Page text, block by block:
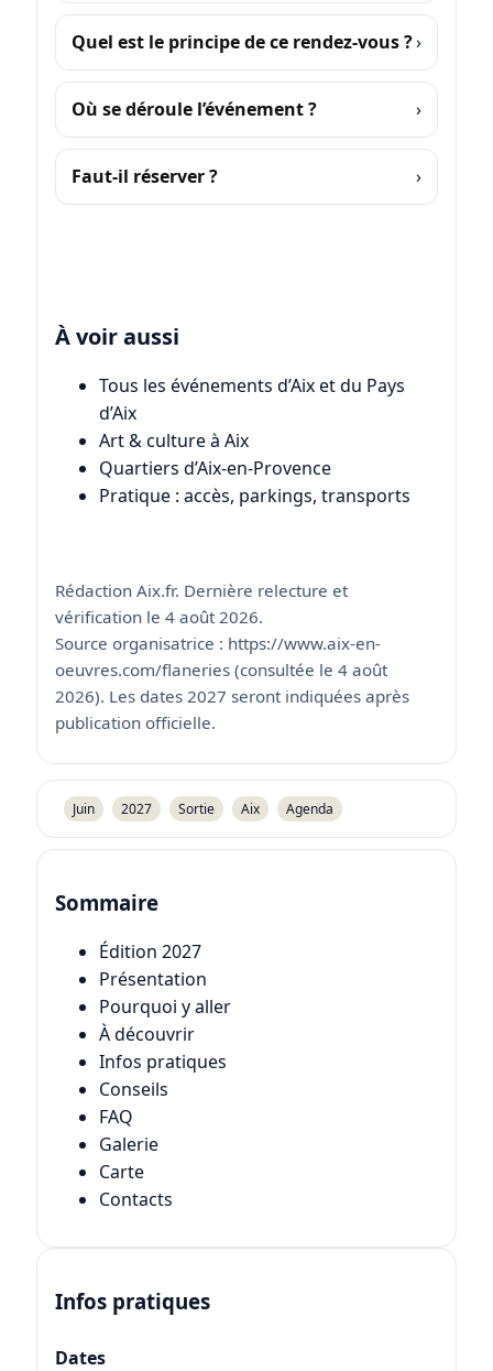
Quel est le principe de ce rendez-vous ?
Où se déroule l’événement ?
Faut-il réserver ?
À voir aussi
Tous les événements d’Aix et du Pays
d’Aix
Art & culture à Aix
Quartiers d’Aix-en-Provence
Pratique : accès, parkings, transports
Rédaction Aix.fr. Dernière relecture et
vérification le 4 août 2026.
Source organisatrice : https://www.aix-en-
oeuvres.com/flaneries (consultée le 4 août
2026). Les dates 2027 seront indiquées après
publication officielle.
Juin 2027 Sortie Aix Agenda
Sommaire
Édition 2027
Présentation
Pourquoi y aller
À découvrir
Infos pratiques
Conseils
FAQ
Galerie
Carte
Contacts
Infos pratiques
Dates